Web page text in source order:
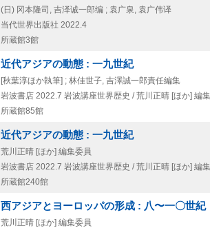
(日) 冈本隆司, 吉泽诚一郎编 ; 袁广泉, 袁广伟译
当代世界出版社 2022.4
所蔵館3館
近代アジアの動態 : 一九世紀
[秋葉淳ほか執筆] ; 林佳世子, 吉澤誠一郎責任編集
岩波書店 2022.7 岩波講座世界歴史 / 荒川正晴 [ほか] 編
所蔵館85館
近代アジアの動態 : 一九世紀
荒川正晴 [ほか] 編集委員
岩波書店 2022.7 岩波講座世界歴史 / 荒川正晴 [ほか] 編
所蔵館240館
西アジアとヨーロッパの形成 : 八〜一〇世紀
荒川正晴 [ほか] 編集委員